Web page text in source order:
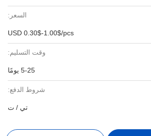
السعر:
USD 0.30$-1.00$/pcs
وقت التسليم:
5-25 يومًا
شروط الدفع:
تي / ت